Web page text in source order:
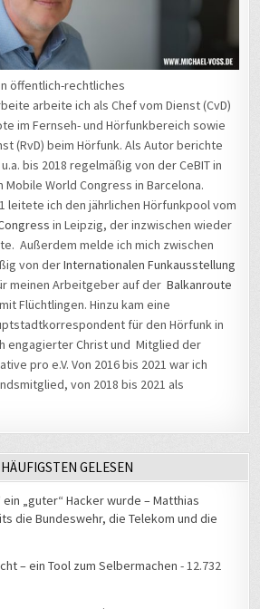
öffentlich-rechtliches
arbeite ich als Chef vom Dienst (CvD)
im Fernseh- und Hörfunkbereich sowie
(RvD) beim Hörfunk. Als Autor berichte
bis 2018 regelmäßig von der CeBIT in
Mobile World Congress in Barcelona.
leitete ich den jährlichen Hörfunkpool vom
in Leipzig, der inzwischen wieder
Außerdem melde ich mich zwischen
von derInternationalen Funkausstellung
meinen Arbeitgeber auf derBalkanroute
Flüchtlingen. Hinzu kam eine
für den Hörfunk in
engagierter Christ und Mitglied der
pro e.V. Von 2016 bis 2021 war ich
von 2018 bis 2021 als
GELESEN
„guter“ Hacker wurde – Matthias
die Bundeswehr, die Telekom und die
– ein Tool zum Selbermachen - 12.732